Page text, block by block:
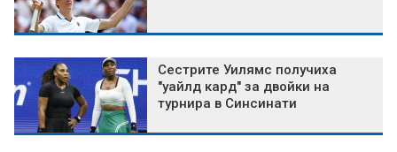
Сестрите Уилямс получиха
"уайлд кард" за двойки на
турнира в Синсинати